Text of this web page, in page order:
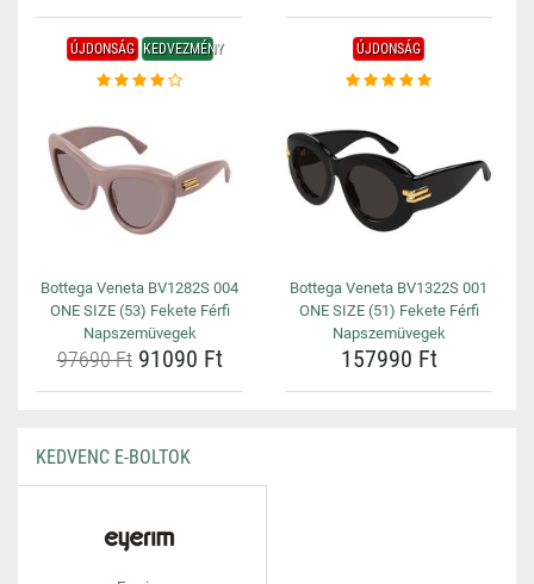
ÚJDONSÁG KEDVEZMÉNY
Bottega Veneta BV1282S 004
ONE SIZE (53) Fekete Férfi
Napszemüvegek
97690 Ft91090 Ft
ÚJDONSÁG
Bottega Veneta BV1322S 001
ONE SIZE (51) Fekete Férfi
Napszemüvegek
157990 Ft
KEDVENC E-BOLTOK